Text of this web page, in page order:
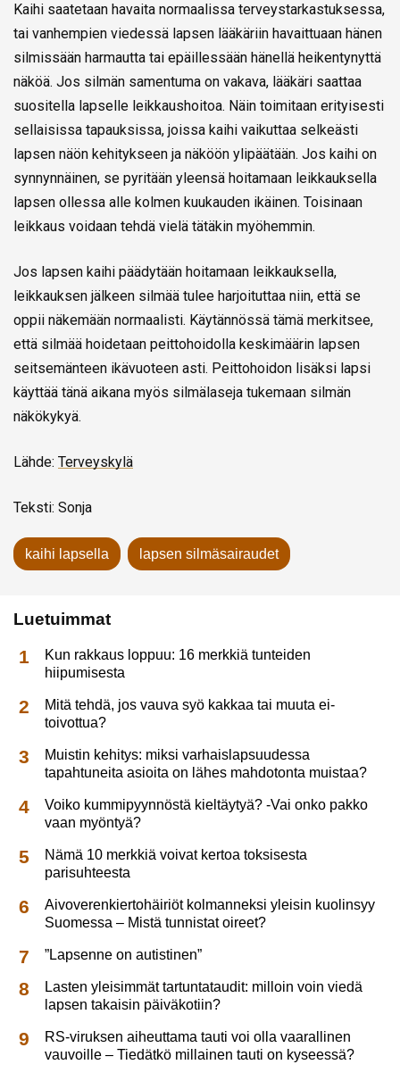
Kaihi saatetaan havaita normaalissa terveystarkastuksessa,
tai vanhempien viedessä lapsen lääkäriin havaittuaan hänen
silmissään harmautta tai epäillessään hänellä heikentynyttä
näköä. Jos silmän samentuma on vakava, lääkäri saattaa
suositella lapselle leikkaushoitoa. Näin toimitaan erityisesti
sellaisissa tapauksissa, joissa kaihi vaikuttaa selkeästi
lapsen näön kehitykseen ja näköön ylipäätään. Jos kaihi on
synnynnäinen, se pyritään yleensä hoitamaan leikkauksella
lapsen ollessa alle kolmen kuukauden ikäinen. Toisinaan
leikkaus voidaan tehdä vielä tätäkin myöhemmin.
Jos lapsen kaihi päädytään hoitamaan leikkauksella,
leikkauksen jälkeen silmää tulee harjoituttaa niin, että se
oppii näkemään normaalisti. Käytännössä tämä merkitsee,
että silmää hoidetaan peittohoidolla keskimäärin lapsen
seitsemänteen ikävuoteen asti. Peittohoidon lisäksi lapsi
käyttää tänä aikana myös silmälaseja tukemaan silmän
näkökykyä.
Lähde: Terveyskylä
Teksti: Sonja
kaihi lapsella lapsen silmäsairaudet
Luetuimmat
Kun rakkaus loppuu: 16 merkkiä tunteiden
hiipumisesta
Mitä tehdä, jos vauva syö kakkaa tai muuta ei-
toivottua?
Muistin kehitys: miksi varhaislapsuudessa
tapahtuneita asioita on lähes mahdotonta muistaa?
Voiko kummipyynnöstä kieltäytyä? -Vai onko pakko
vaan myöntyä?
Nämä 10 merkkiä voivat kertoa toksisesta
parisuhteesta
Aivoverenkiertohäiriöt kolmanneksi yleisin kuolinsyy
Suomessa – Mistä tunnistat oireet?
”Lapsenne on autistinen”
Lasten yleisimmät tartuntataudit: milloin voin viedä
lapsen takaisin päiväkotiin?
RS-viruksen aiheuttama tauti voi olla vaarallinen
vauvoille – Tiedätkö millainen tauti on kyseessä?